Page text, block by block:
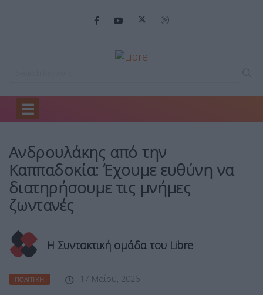
Home
Ανδρουλάκης από την
Καππαδοκία: Έχουμε ευθύνη να
διατηρήσουμε τις μνήμες
ζωντανές
Η Συντακτική ομάδα του Libre
ΠΟΛΙΤΙΚΉ 17 Μαΐου, 2026